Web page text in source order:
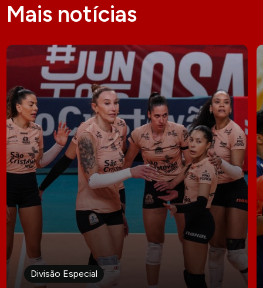
Mais notícias
Divisão Especial